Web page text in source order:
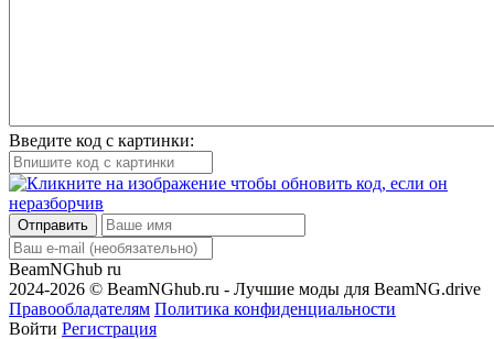
Введите код с картинки:
Отправить
BeamNGhub ru
2024-2026 © BeamNGhub.ru - Лучшие моды для BeamNG.drive
Правообладателям Политика конфиденциальности
Войти Регистрация